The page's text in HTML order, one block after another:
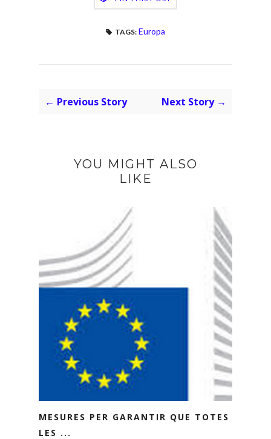
TAGS: Europa
← Previous Story Next Story →
YOU MIGHT ALSO
LIKE
MESURES PER GARANTIR QUE TOTES
LES ...